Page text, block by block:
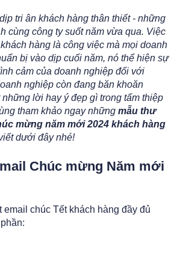
tri ân khách hàng thân thiết - những
cùng công ty suốt năm vừa qua. Việc
hàng là công việc mà mọi doanh
bị vào dịp cuối năm, nó thể hiện sự
cảm của doanh nghiệp đối với
nghiệp còn đang băn khoăn
lời hay ý đẹp gì trong tấm thiệp
tham khảo ngay những mẫu thư
mừng năm mới 2024 khách hàng
dưới đây nhé!
Chúc mừng Năm mới
chúc Tết khách hàng đầy đủ